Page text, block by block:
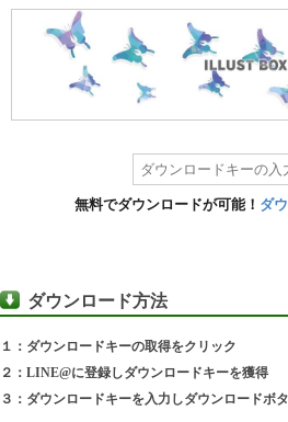
無料でダウンロードが可能！ ダ
ダウンロード方法
１：ダウンロードキーの取得をクリック
２：LINE@に登録しダウンロードキーを獲得
３：ダウンロードキーを入力しダウンロードボ